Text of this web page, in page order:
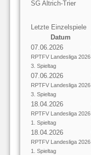
SG Altrich-Trier
Letzte Einzelspiele
Datum
07.06.2026
RPTFV Landesliga 2026
3. Spieltag
07.06.2026
RPTFV Landesliga 2026
3. Spieltag
18.04.2026
RPTFV Landesliga 2026
1. Spieltag
18.04.2026
RPTFV Landesliga 2026
1. Spieltag